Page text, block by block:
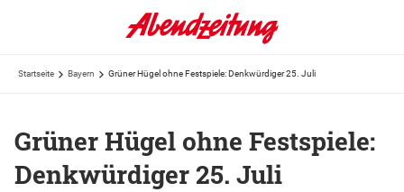
Startseite Bayern Grüner Hügel ohne Festspiele: Denkwürdiger 25. Juli
Grüner Hügel ohne Festspiele:
Denkwürdiger 25. Juli